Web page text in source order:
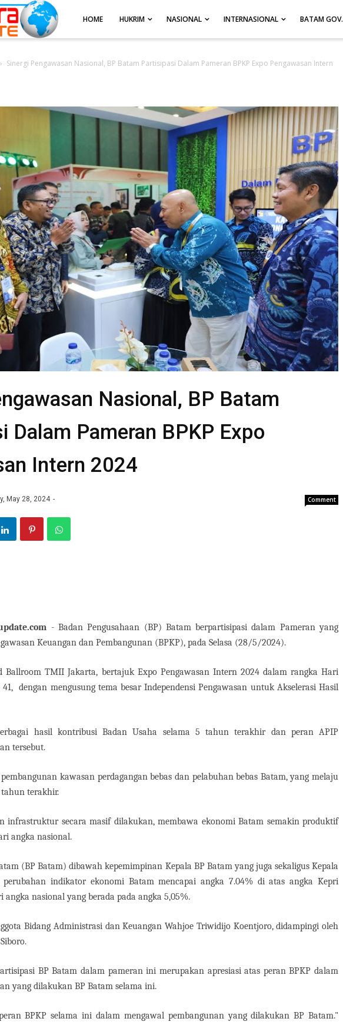
HOME HUKRIM NASIONAL INTERNASIONAL BATAM GOV.
› Sinergi Pengawasan Nasional, BP Batam Partisipasi Dalam Pameran BPKP Expo Pengawasan Intern
Nasional, BP Batam
Dalam Pameran BPKP Expo
Intern 2024
May 28, 2024 Comment
- Badan Pengusahaan (BP) Batam berpartisipasi dalam Pameran yang
Keuangan dan Pembangunan (BPKP), pada Selasa (28/5/2024).
Ballroom TMII Jakarta, bertajuk Expo Pengawasan Intern 2024 dalam rangka Hari
dengan mengusung tema besar Independensi Pengawasan untuk Akselerasi Hasil
hasil kontribusi Badan Usaha selama 5 tahun terakhir dan peran APIP
tersebut.
kawasan perdagangan bebas dan pelabuhan bebas Batam, yang melaju
tahun terakhir.
infrastruktur secara masif dilakukan, membawa ekonomi Batam semakin produktif
angka nasional.
(BP Batam) dibawah kepemimpinan Kepala BP Batam yang juga sekaligus Kepala
perubahan indikator ekonomi Batam mencapai angka 7.04% di atas angka Kepri
nasional yang berada pada angka 5,05%.
Bidang Administrasi dan Keuangan Wahjoe Triwidijo Koentjoro, didampingi oleh
BP Batam dalam pameran ini merupakan apresiasi atas peran BPKP dalam
yang dilakukan BP Batam selama ini.
BPKP selama ini dalam mengawal pembangunan yang dilakukan BP Batam."